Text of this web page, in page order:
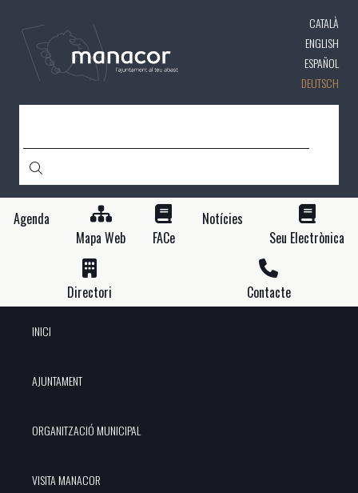
CATALÀ
ENGLISH
ESPAÑOL
DEUTSCH
Agenda
Mapa Web
FACe
Notícies
Seu Electrònica
Directori Contacte
INICI
AJUNTAMENT
ORGANITZACIÓ MUNICIPAL
VISITA MANACOR